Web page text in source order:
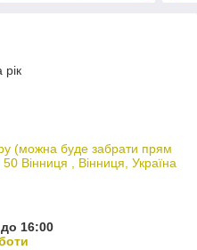
рік
(можна буде забрати прям
Вінниця , Вінниця, Україна
16:00